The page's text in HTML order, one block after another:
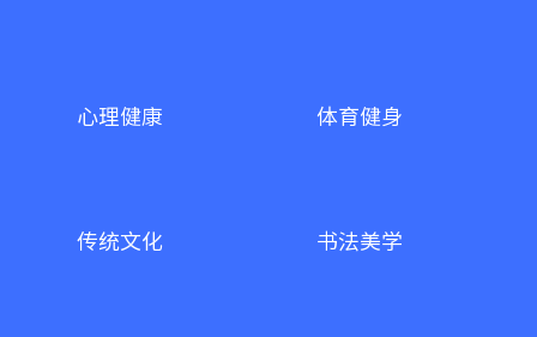
心理健康 体育健身
传统文化 书法美学